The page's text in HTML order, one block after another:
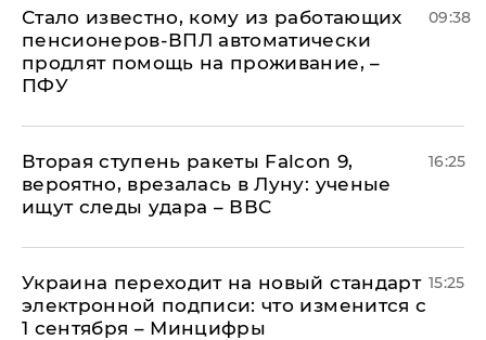
Стало известно, кому из работающих
пенсионеров-ВПЛ автоматически
продлят помощь на проживание, –
ПФУ
09:38
Вторая ступень ракеты Falcon 9,
вероятно, врезалась в Луну: ученые
ищут следы удара – ВВС
16:25
Украина переходит на новый стандарт
электронной подписи: что изменится с
1 сентября – Минцифры
15:25